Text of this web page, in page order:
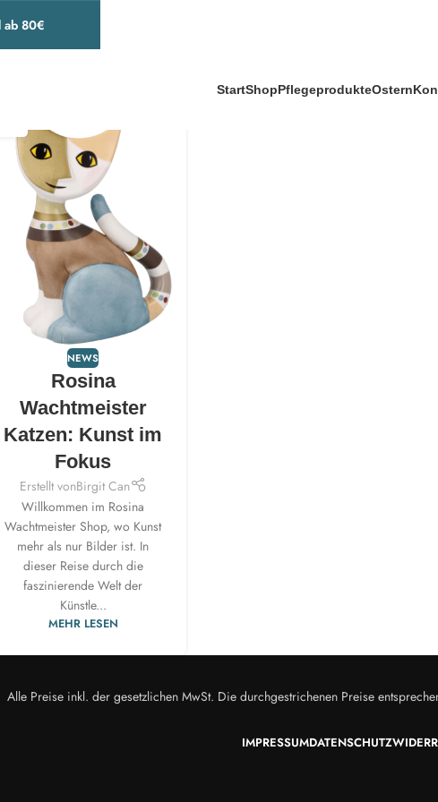
ab 80€
StartShopPflegeprodukteOstern
NEWS
Rosina
Wachtmeister
Katzen: Kunst im
Fokus
Erstellt vonBirgit Can
Willkommen im Rosina
Wachtmeister Shop, wo Kunst
mehr als nur Bilder ist. In
dieser Reise durch die
faszinierende Welt der
Künstle...
MEHR LESEN
Alle Preise inkl. der gesetzlichen MwSt. Die durchgestrichenen Preise
IMPRESSUMDATENSCHUTZ